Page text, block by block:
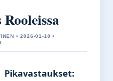
• 2026-01-10 •
Pikavastaukset: